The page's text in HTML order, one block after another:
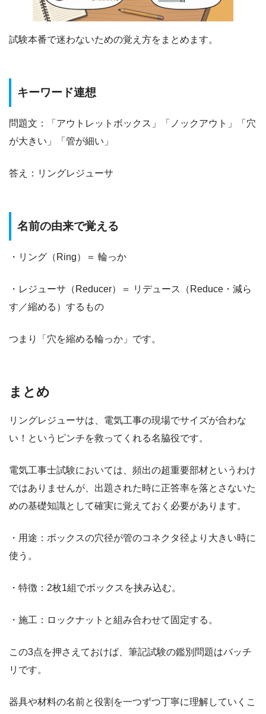
試験本番で迷わないための覚え方をまとめます。
キーワード連想
問題文：「アウトレットボックス」「ノックアウト」「穴
が大きい」「管が細い」
答え：リングレジューサ
名前の由来で覚える
・リング（Ring）＝ 輪っか
・レジューサ（Reducer）＝ リデュース（Reduce・減ら
す／縮める）するもの
つまり「穴を縮める輪っか」です。
まとめ
リングレジューサは、電気工事の現場でサイズが合わな
い！というピンチを救ってくれる名脇役です。
電気工事士試験においては、頻出の超重要部材というわけ
ではありませんが、出題された時に正答率を落とさないた
めの基礎知識として確実に覚えておく必要があります。
・用途：ボックスの穴径が管のコネクタ径より大きい時に
使う。
・特徴：2枚1組でボックスを挟み込む。
・施工：ロックナットと組み合わせて固定する。
この3点を押さえておけば、筆記試験の鑑別問題はバッチ
リです。
器具や材料の名前と役割を一つずつ丁寧に理解していくこ